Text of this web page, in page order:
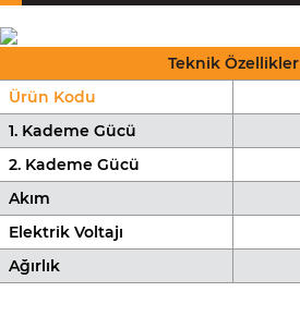
Teknik Özellikler
Ürün Kodu
1. Kademe Gücü
2. Kademe Gücü
Akım
Elektrik Voltajı
Ağırlık